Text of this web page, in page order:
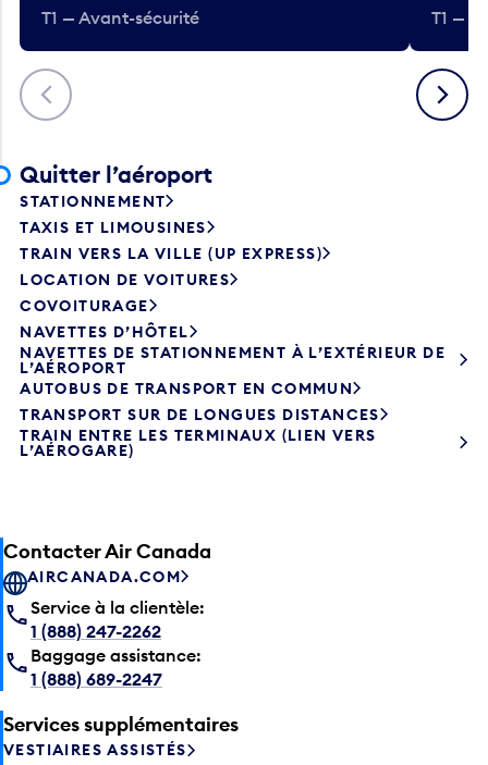
Précédent
T1 — Avant-sécurité
T1 —
Suivant
Quitter l’aéroport
STATIONNEMENT
TAXIS ET LIMOUSINES
TRAIN VERS LA VILLE (UP EXPRESS)
LOCATION DE VOITURES
COVOITURAGE
NAVETTES D’HÔTEL
NAVETTES DE STATIONNEMENT À L’EXTÉRIEUR DE
L’AÉROPORT
AUTOBUS DE TRANSPORT EN COMMUN
TRANSPORT SUR DE LONGUES DISTANCES
TRAIN ENTRE LES TERMINAUX (LIEN VERS
L’AÉROGARE)
Contacter Air Canada
AIRCANADA.COM
Service à la clientèle:
1 (888) 247-2262
Baggage assistance:
1 (888) 689-2247
Services supplémentaires
VESTIAIRES ASSISTÉS